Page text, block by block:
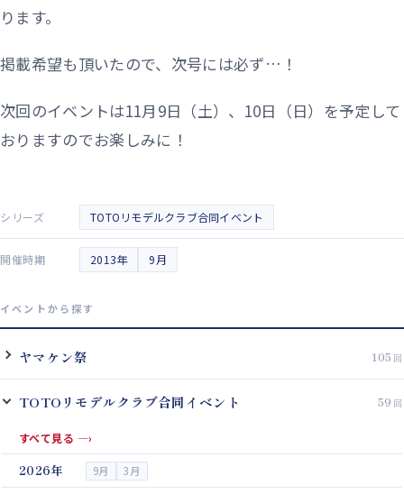
シリーズ TOTOリモデルクラブ合同イベント
開催時期 2013年 9月
イベントから探す
ヤマケン祭 105
TOTOリモデルクラブ合同イベント 59
すべて見る —›
2026年 9月 3月
ります。
掲載希望も頂いたので、次号には必ず…！
次回のイベントは11月9日（土）、10日（日）を予定して
おりますのでお楽しみに！